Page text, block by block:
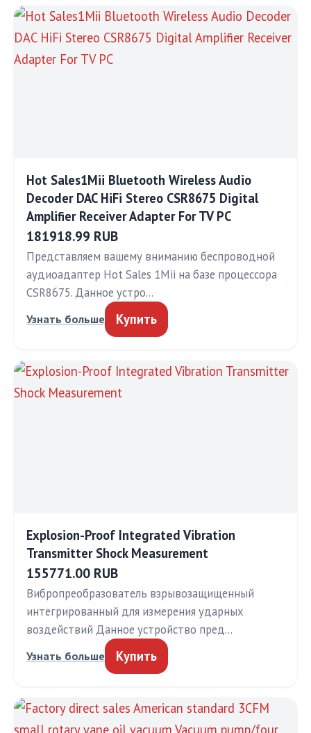
Hot Sales1Mii Bluetooth Wireless Audio
Decoder DAC HiFi Stereo CSR8675 Digital
Amplifier Receiver Adapter For TV PC
181918.99 RUB
Представляем вашему вниманию беспроводной
аудиоадаптер Hot Sales 1Mii на базе процессора
CSR8675. Данное устро…
Узнать больше Купить
Explosion-Proof Integrated Vibration
Transmitter Shock Measurement
155771.00 RUB
Вибропреобразователь взрывозащищенный
интегрированный для измерения ударных
воздействий Данное устройство пред…
Узнать больше Купить